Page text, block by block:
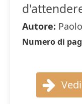
Autore:
Numero di